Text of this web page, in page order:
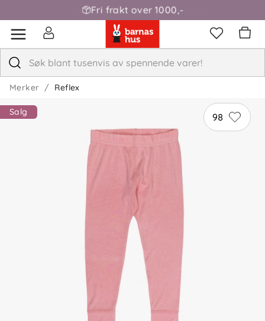
Fri frakt over 1000,-
Merker Reflex
98
Salg